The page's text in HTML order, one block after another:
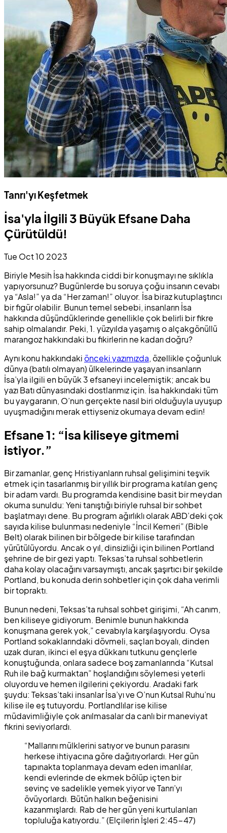
Tanrı'yı Keşfetmek
İsa'yla İlgili 3 Büyük Efsane Daha
Çürütüldü!
Tue Oct 10 2023
Biriyle Mesih İsa hakkında ciddi bir konuşmayı ne sıklıkla
yapıyorsunuz? Bugünlerde bu soruya çoğu insanın cevabı
ya “Asla!” ya da “Her zaman!” oluyor. İsa biraz kutuplaştırıcı
bir figür olabilir. Bunun temel sebebi, insanların İsa
hakkında düşündüklerinde genellikle çok belirli bir fikre
sahip olmalarıdır. Peki, 1. yüzyılda yaşamış o alçakgönüllü
marangoz hakkındaki bu fikirlerin ne kadarı doğru?
Aynı konu hakkındakiönceki yazımızda, özellikle çoğunluk
dünya (batılı olmayan) ülkelerinde yaşayan insanların
İsa’yla ilgili en büyük 3 efsaneyi incelemiştik; ancak bu
yazı Batı dünyasındaki dostlarımız için. İsa hakkındaki tüm
bu yaygaranın, O’nun gerçekte nasıl biri olduğuyla uyuşup
uyuşmadığını merak ettiyseniz okumaya devam edin!
Efsane 1: “İsa kiliseye gitmemi
istiyor.”
Bir zamanlar, genç Hristiyanların ruhsal gelişimini teşvik
etmek için tasarlanmış bir yıllık bir programa katılan genç
bir adam vardı. Bu programda kendisine basit bir meydan
okuma sunuldu: Yeni tanıştığı biriyle ruhsal bir sohbet
başlatmayı dene. Bu program ağırlıklı olarak ABD’deki çok
sayıda kilise bulunması nedeniyle “İncil Kemeri” (Bible
Belt) olarak bilinen bir bölgede bir kilise tarafından
yürütülüyordu. Ancak o yıl, dinsizliği için bilinen Portland
şehrine de bir gezi yaptı. Teksas’ta ruhsal sohbetlerin
daha kolay olacağını varsaymıştı, ancak şaşırtıcı bir şekilde
Portland, bu konuda derin sohbetler için çok daha verimli
bir topraktı.
Bunun nedeni, Teksas’ta ruhsal sohbet girişimi, “Ah canım,
ben kiliseye gidiyorum. Benimle bunun hakkında
konuşmana gerek yok,” cevabıyla karşılaşıyordu. Oysa
Portland sokaklarındaki dövmeli, saçları boyalı, dinden
uzak duran, ikinci el eşya dükkanı tutkunu gençlerle
konuştuğunda, onlara sadece boş zamanlarında “Kutsal
Ruh ile bağ kurmaktan” hoşlandığını söylemesi yeterli
oluyordu ve hemen ilgilerini çekiyordu. Aradaki fark
şuydu: Teksas’taki insanlar İsa’yı ve O’nun Kutsal Ruhu’nu
kilise ile eş tutuyordu. Portlandlılar ise kilise
müdavimliğiyle çok anılmasalar da canlı bir maneviyat
fikrini seviyorlardı.
“Mallarını mülklerini satıyor ve bunun parasını
herkese ihtiyacına göre dağıtıyorlardı. Her gün
tapınakta toplanmaya devam eden imanlılar,
kendi evlerinde de ekmek bölüp içten bir
sevinç ve sadelikle yemek yiyor ve Tanrı’yı
övüyorlardı. Bütün halkın beğenisini
kazanmışlardı. Rab de her gün yeni kurtulanları
topluluğa katıyordu.” (Elçilerin İşleri 2:45-47)